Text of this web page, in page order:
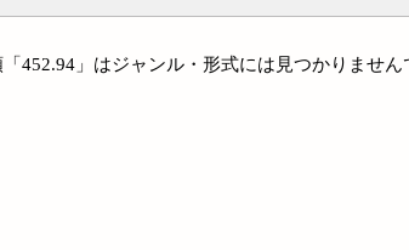
452.94」はジャンル・形式には見つかりません